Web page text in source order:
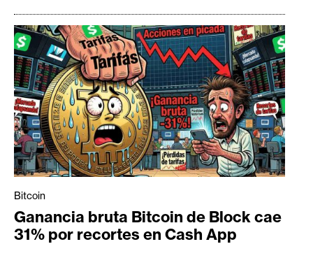
Bitcoin
Ganancia bruta Bitcoin de Block cae
31% por recortes en Cash App